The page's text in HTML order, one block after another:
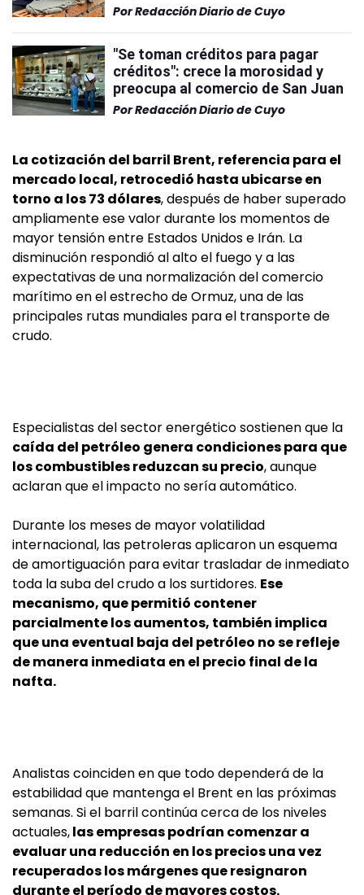
PorRedacción Diario de Cuyo
"Se toman créditos para pagar
créditos": crece la morosidad y
preocupa al comercio de San Juan
PorRedacción Diario de Cuyo
La cotización del barril Brent, referencia para el
mercado local, retrocedió hasta ubicarse en
torno a los 73 dólares, después de haber superado
ampliamente ese valor durante los momentos de
mayor tensión entre Estados Unidos e Irán. La
disminución respondió al alto el fuego y a las
expectativas de una normalización del comercio
marítimo en el estrecho de Ormuz, una de las
principales rutas mundiales para el transporte de
crudo.
Especialistas del sector energético sostienen que la
caída del petróleo genera condiciones para que
los combustibles reduzcan su precio, aunque
aclaran que el impacto no sería automático.
Durante los meses de mayor volatilidad
internacional, las petroleras aplicaron un esquema
de amortiguación para evitar trasladar de inmediato
toda la suba del crudo a los surtidores. Ese
mecanismo, que permitió contener
parcialmente los aumentos, también implica
que una eventual baja del petróleo no se refleje
de manera inmediata en el precio final de la
nafta.
Analistas coinciden en que todo dependerá de la
estabilidad que mantenga el Brent en las próximas
semanas. Si el barril continúa cerca de los niveles
actuales,las empresas podrían comenzar a
evaluar una reducción en los precios una vez
recuperados los márgenes que resignaron
durante el período de mayores costos.